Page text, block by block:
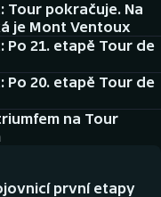
Tour pokračuje. Na
je Mont Ventoux
21. etapě Tour de
20. etapě Tour de
na Tour
první etapy